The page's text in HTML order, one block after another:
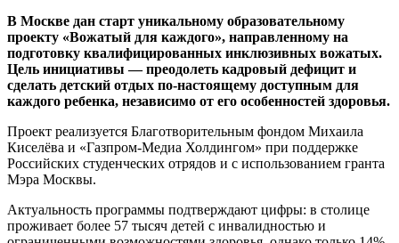
В Москве дан старт уникальному образовательному
проекту «Вожатый для каждого», направленному на
подготовку квалифицированных инклюзивных вожатых.
Цель инициативы — преодолеть кадровый дефицит и
сделать детский отдых по-настоящему доступным для
каждого ребенка, независимо от его особенностей здоровья.
Проект реализуется Благотворительным фондом Михаила
Киселёва и «Газпром-Медиа Холдингом» при поддержке
Российских студенческих отрядов и с использованием гранта
Мэра Москвы.
Актуальность программы подтверждают цифры: в столице
проживает более 57 тысяч детей с инвалидностью и